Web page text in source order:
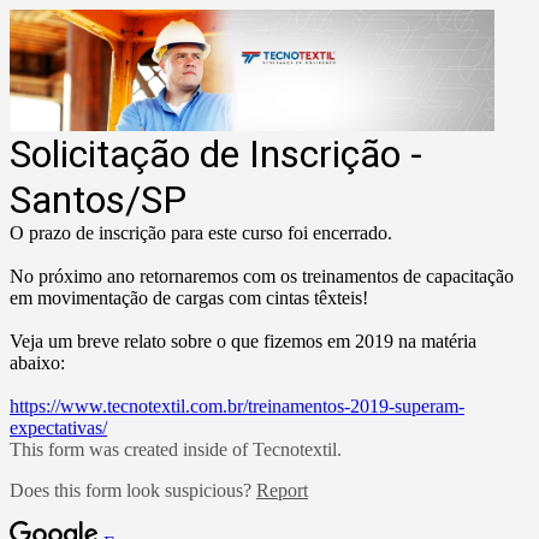
Solicitação de Inscrição -
Santos/SP
O prazo de inscrição para este curso foi encerrado.
No próximo ano retornaremos com os treinamentos de capacitação
em movimentação de cargas com cintas têxteis!
Veja um breve relato sobre o que fizemos em 2019 na matéria
abaixo:
https://www.tecnotextil.com.br/treinamentos-2019-superam-
expectativas/
This form was created inside of Tecnotextil.
Does this form look suspicious? Report